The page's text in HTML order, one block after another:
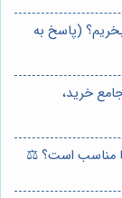
(پاسخ به
خرید،
مناسب است؟ ⚖️